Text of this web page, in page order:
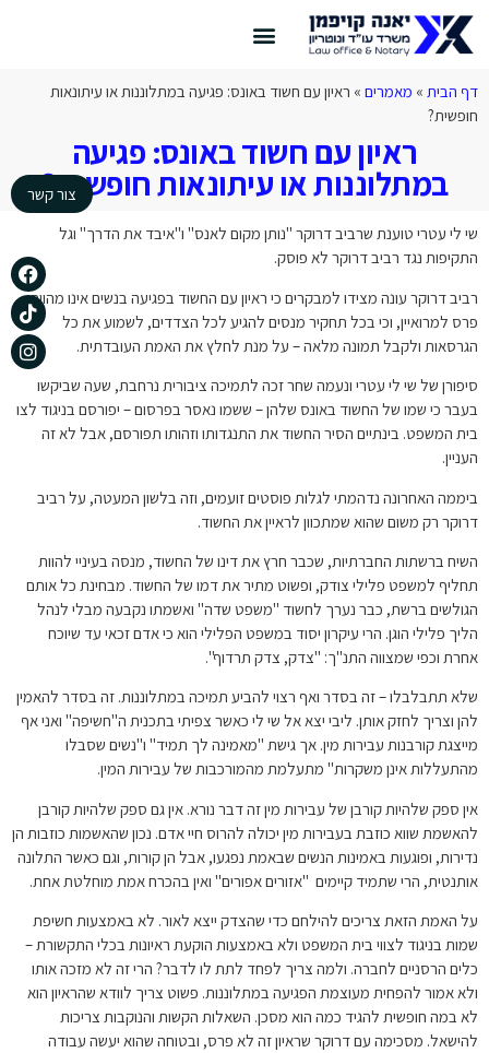
דף הבית » מאמרים » ראיון עם חשוד באונס: פגיעה במתלוננות או עיתונאות
חופשית?
ראיון עם חשוד באונס: פגיעה
במתלוננות או עיתונאות חופשית?
שי לי עטרי טוענת שרביב דרוקר "נותן מקום לאנס" ו"איבד את הדרך" וגל
התקיפות נגד רביב דרוקר לא פוסק.
רביב דרוקר עונה מצידו למבקרים כי ראיון עם החשוד בפגיעה בנשים אינו מהווה
פרס למרואיין, וכי בכל תחקיר מנסים להגיע לכל הצדדים, לשמוע את כל
הגרסאות ולקבל תמונה מלאה – על מנת לחלץ את האמת העובדתית.
סיפורן של שי לי עטרי ונעמה שחר זכה לתמיכה ציבורית נרחבת, שעה שביקשו
בעבר כי שמו של החשוד באונס שלהן – ששמו נאסר בפרסום – יפורסם בניגוד לצו
בית המשפט. בינתיים הסיר החשוד את התנגדותו וזהותו תפורסם, אבל לא זה
העניין.
ביממה האחרונה נדהמתי לגלות פוסטים זועמים, וזה בלשון המעטה, על רביב
דרוקר רק משום שהוא שמתכוון לראיין את החשוד.
השיח ברשתות החברתיות, שכבר חרץ את דינו של החשוד, מנסה בעיניי להוות
תחליף למשפט פלילי צודק, ופשוט מתיר את דמו של החשוד. מבחינת כל אותם
הגולשים ברשת, כבר נערך לחשוד "משפט שדה" ואשמתו נקבעה מבלי לנהל
הליך פלילי הוגן. הרי עיקרון יסוד במשפט הפלילי הוא כי אדם זכאי עד שיוכח
אחרת וכפי שמצווה התנ"ך: "צדק, צדק תרדוף".
שלא תתבלבלו – זה בסדר ואף רצוי להביע תמיכה במתלוננות. זה בסדר להאמין
להן וצריך לחזק אותן. ליבי יצא אל שי לי כאשר צפיתי בתכנית ה"חשיפה" ואני אף
מייצגת קורבנות עבירות מין. אך גישת "מאמינה לך תמיד" ו"נשים שסבלו
מהתעללות אינן משקרות" מתעלמת מהמורכבות של עבירות המין.
אין ספק שלהיות קורבן של עבירות מין זה דבר נורא. אין גם ספק שלהיות קורבן
להאשמת שווא כוזבת בעבירות מין יכולה להרוס חיי אדם. נכון שהאשמות כוזבות הן
נדירות, ופוגעות באמינות הנשים שבאמת נפגעו, אבל הן קורות, וגם כאשר התלונה
אותנטית, הרי שתמיד קיימים "אזורים אפורים" ואין בהכרח אמת מוחלטת אחת.
על האמת הזאת צריכים להילחם כדי שהצדק ייצא לאור. לא באמצעות חשיפת
שמות בניגוד לצווי בית המשפט ולא באמצעות הוקעת ראיונות בכלי התקשורת –
כלים הרסניים לחברה. ולמה צריך לפחד לתת לו לדבר? הרי זה לא מזכה אותו
ולא אמור להפחית מעוצמת הפגיעה במתלוננות. פשוט צריך לוודא שהראיון הוא
לא במה חופשית להגיד כמה הוא מסכן. השאלות הקשות והנוקבות צריכות
להישאל. מסכימה עם דרוקר שראיון זה לא פרס, ובטוחה שהוא יעשה עבודה
צור קשר